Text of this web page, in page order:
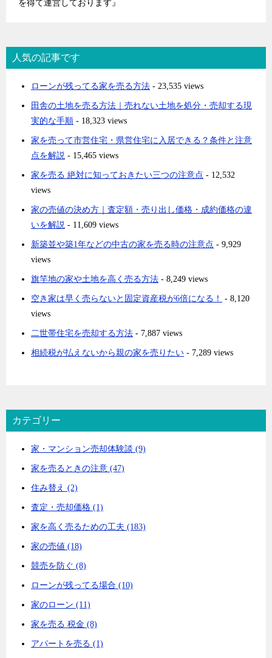
を得て運営しております』
人気の記事です
ローンが残ってる家を売る方法 - 23,535 views
田舎の土地を売る方法｜売れない土地を処分・売却する現
実的な手順 - 18,323 views
家を売って市営住宅・県営住宅に入居できる？条件と注意
点を解説 - 15,465 views
家を売る 絶対に知っておきたい三つの注意点 - 12,532
views
家の売値の決め方｜査定額・売り出し価格・成約価格の違
いを解説 - 11,609 views
新築並や築1年などの中古の家を売る時の注意点 - 9,929
views
旗竿地の家や土地を高く売る方法 - 8,249 views
空き家は早く売らないと固定資産税が6倍になる！
- 8,120
views
二世帯住宅を売却する方法 - 7,887 views
相続税が払えないから親の家を売りたい - 7,289 views
カテゴリー
家・マンション売却体験談 (9)
家を売るときの注意 (47)
住み替え (2)
査定・売却価格 (1)
家を高く売るための工夫 (183)
家の売値 (18)
競売を防ぐ (8)
ローンが残ってる場合 (10)
家のローン (11)
家を売る 税金 (8)
アパートを売る (1)